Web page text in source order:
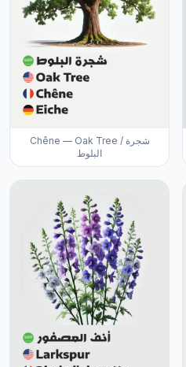
Chêne — Oak Tree / شجرة
البلوط